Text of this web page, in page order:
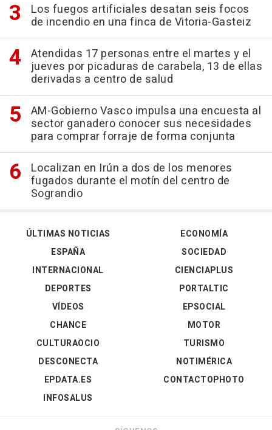
Los fuegos artificiales desatan seis focos
de incendio en una finca de Vitoria-Gasteiz
Atendidas 17 personas entre el martes y el
jueves por picaduras de carabela, 13 de ellas
derivadas a centro de salud
AM-Gobierno Vasco impulsa una encuesta al
sector ganadero conocer sus necesidades
para comprar forraje de forma conjunta
Localizan en Irún a dos de los menores
fugados durante el motín del centro de
Sograndio
ÚLTIMAS NOTICIAS
ESPAÑA
INTERNACIONAL
DEPORTES
VÍDEOS
ECONOMÍA
SOCIEDAD
CIENCIAPLUS
PORTALTIC
EPSOCIAL
CHANCE
CULTURAOCIO
DESCONECTA
EPDATA.ES
INFOSALUS
MOTOR
TURISMO
NOTIMÉRICA
CONTACTOPHOTO